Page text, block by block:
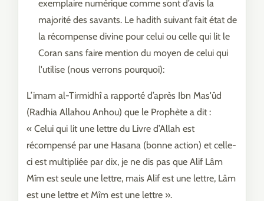
exemplaire numérique comme sont d’avis la
majorité des savants. Le hadith suivant fait état de
la récompense divine pour celui ou celle qui lit le
Coran sans faire mention du moyen de celui qui
l'utilise (nous verrons pourquoi):
L’imam al-Tirmidhî a rapporté d’après Ibn Mas'ûd
(Radhia Allahou Anhou) que le Prophète a dit :
« Celui qui lit une lettre du Livre d’Allah est
récompensé par une Hasana (bonne action) et celle-
ci est multipliée par dix, je ne dis pas que Alif Lâm
Mîm est seule une lettre, mais Alif est une lettre, Lâm
est une lettre et Mîm est une lettre ».